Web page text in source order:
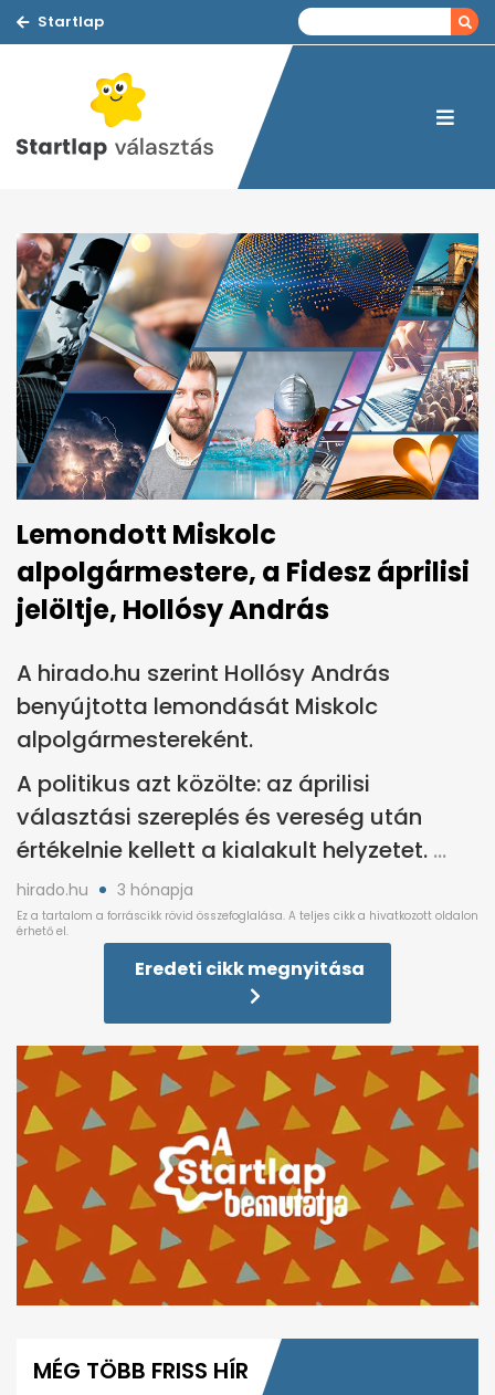
Startlap
Lemondott Miskolc
alpolgármestere, a Fidesz áprilisi
jelöltje, Hollósy András
A hirado.hu szerint Hollósy András
benyújtotta lemondását Miskolc
alpolgármestereként.
A politikus azt közölte: az áprilisi
választási szereplés és vereség után
értékelnie kellett a kialakult helyzetet.
hirado.hu 3 hónapja
Eredeti cikk megnyitása
minutes,
MÉG TÖBB FRISS HÍR